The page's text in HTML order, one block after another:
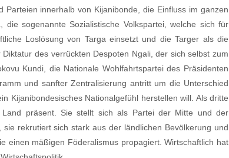
innerhalb von Kijanibonde, die Einfluss im ganzen
sogenannte Sozialistische Volkspartei, welche sich für
Loslösung von Targa einsetzt und die Targer als die
des verrückten Despoten Ngali, der sich selbst zum
Kundi, die Nationale Wohlfahrtspartei des Präsidenten
und sanfter Zentralisierung antritt um die Unterschied
Kijanibondesisches Nationalgefühl herstellen will. Als dritte
präsent. Sie stellt sich als Partei der Mitte und der
rekrutiert sich stark aus der ländlichen Bevölkerung und
einen mäßigen Föderalismus propagiert. Wirtschaftlich hat